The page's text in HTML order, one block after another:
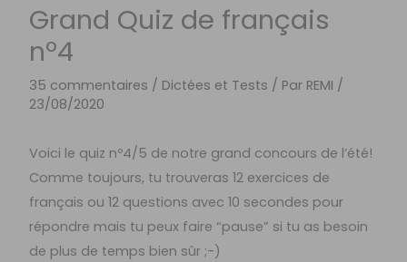
Grand Quiz de français
nº4
35 commentaires / Dictées et Tests / Par REMI /
23/08/2020
Voici le quiz nº4/5 de notre grand concours de l’été!
Comme toujours, tu trouveras 12 exercices de
français ou 12 questions avec 10 secondes pour
répondre mais tu peux faire “pause” si tu as besoin
de plus de temps bien sûr ;-)